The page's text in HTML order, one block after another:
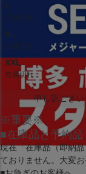
L
在庫切れ
XL
在庫切れ
XXL
在庫切れ
申し訳ござ
※重要※
■在庫品と予約
現在「在庫品（即納
ておりません。大変